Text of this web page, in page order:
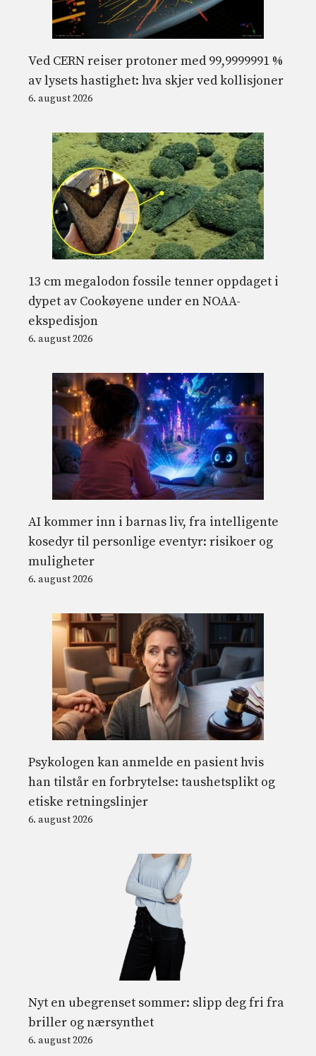
Ved CERN reiser protoner med 99,9999991 %
av lysets hastighet: hva skjer ved kollisjoner
6. august 2026
13 cm megalodon fossile tenner oppdaget i
dypet av Cookøyene under en NOAA-
ekspedisjon
6. august 2026
AI kommer inn i barnas liv, fra intelligente
kosedyr til personlige eventyr: risikoer og
muligheter
6. august 2026
Psykologen kan anmelde en pasient hvis
han tilstår en forbrytelse: taushetsplikt og
etiske retningslinjer
6. august 2026
Nyt en ubegrenset sommer: slipp deg fri fra
briller og nærsynthet
6. august 2026